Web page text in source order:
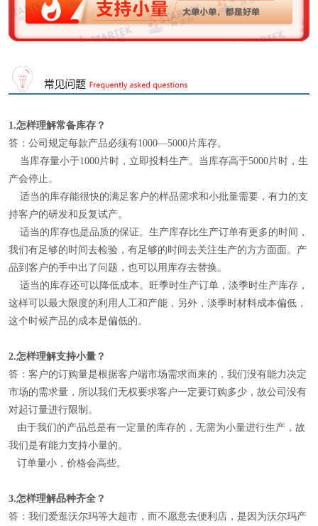
1.怎样理解常备库存？
答：公司规定每款产品必须有1000—5000片库存。
当库存量小于1000片时，立即投料生产。当库存高于5000片时，生
产会停止。
适当的库存能很快的满足客户的样品需求和小批量需要，有力的支
持客户的研发和反复试产。
适当的库存也是品质的保证。生产库存比生产订单有更多的时间，
我们有足够的时间去检验，有足够的时间去关注生产的方方面面。产
品到客户的手中出了问题，也可以用库存去替换。
适当的库存还可以降低成本。旺季时生产订单，淡季时生产库存，
这样可以最大限度的利用人工和产能，另外，淡季时材料成本偏低，
这个时候产品的成本是偏低的。
2.怎样理解支持小量？
答：客户的订购量是根据客户端市场需求而来的，我们没有能力决定
市场的需求量，所以我们无权要求客户一定要订购多少，故公司没有
对起订量进行限制。
由于我们的产品总是有一定量的库存的，无需为小量进行生产，故
我们是有能力支持小量的。
订单量小，价格会高些。
3.怎样理解品种齐全？
答：我们爱逛沃尔玛等大超市，而不愿意去便利店，是因为沃尔玛产